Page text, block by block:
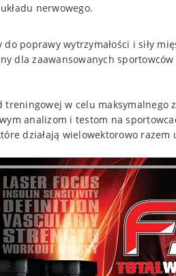
nerwowego.
poprawy wytrzymałości i siły
dla zaawansowanych
w celu maksymalnego
analizom i testom na
działają wielowektorowo razem